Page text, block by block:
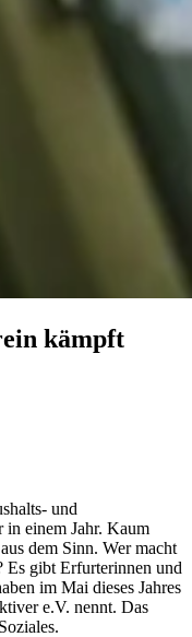
kämpft
und
in einem Jahr. Kaum
dem Sinn. Wer macht
gibt Erfurterinnen und
im Mai dieses Jahres
e.V. nennt. Das